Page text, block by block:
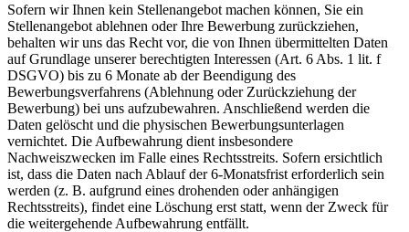
Sofern wir Ihnen kein Stellenangebot machen können, Sie ein
Stellenangebot ablehnen oder Ihre Bewerbung zurückziehen,
behalten wir uns das Recht vor, die von Ihnen übermittelten Daten
auf Grundlage unserer berechtigten Interessen (Art. 6 Abs. 1 lit. f
DSGVO) bis zu 6 Monate ab der Beendigung des
Bewerbungsverfahrens (Ablehnung oder Zurückziehung der
Bewerbung) bei uns aufzubewahren. Anschließend werden die
Daten gelöscht und die physischen Bewerbungsunterlagen
vernichtet. Die Aufbewahrung dient insbesondere
Nachweiszwecken im Falle eines Rechtsstreits. Sofern ersichtlich
ist, dass die Daten nach Ablauf der 6-Monatsfrist erforderlich sein
werden (z. B. aufgrund eines drohenden oder anhängigen
Rechtsstreits), findet eine Löschung erst statt, wenn der Zweck für
die weitergehende Aufbewahrung entfällt.